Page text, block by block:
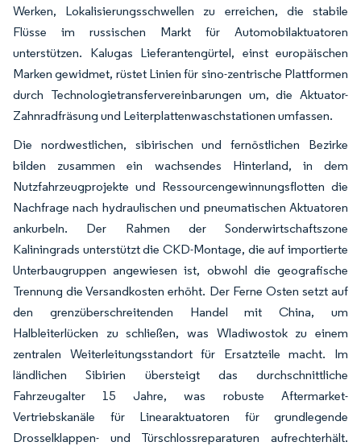
Werken, Lokalisierungsschwellen zu erreichen, die stabile
Flüsse im russischen Markt für Automobilaktuatoren
unterstützen. Kalugas Lieferantengürtel, einst europäischen
Marken gewidmet, rüstet Linien für sino-zentrische Plattformen
durch Technologietransfervereinbarungen um, die Aktuator-
Zahnradfräsung und Leiterplattenwaschstationen umfassen.
Die nordwestlichen, sibirischen und fernöstlichen Bezirke
bilden zusammen ein wachsendes Hinterland, in dem
Nutzfahrzeugprojekte und Ressourcengewinnungsflotten die
Nachfrage nach hydraulischen und pneumatischen Aktuatoren
ankurbeln. Der Rahmen der Sonderwirtschaftszone
Kaliningrads unterstützt die CKD-Montage, die auf importierte
Unterbaugruppen angewiesen ist, obwohl die geografische
Trennung die Versandkosten erhöht. Der Ferne Osten setzt auf
den grenzüberschreitenden Handel mit China, um
Halbleiterlücken zu schließen, was Wladiwostok zu einem
zentralen Weiterleitungsstandort für Ersatzteile macht. Im
ländlichen Sibirien übersteigt das durchschnittliche
Fahrzeugalter 15 Jahre, was robuste Aftermarket-
Vertriebskanäle für Linearaktuatoren für grundlegende
Drosselklappen- und Türschlossreparaturen aufrechterhält.